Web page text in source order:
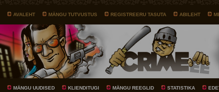
AVALEHT MÄNGU TUTVUSTUS REGISTREERU TASUTA ABILEHT
MÄNGU UUDISED KLIENDITUGI MÄNGU REEGLID STATISTIKA